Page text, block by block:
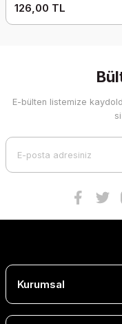
126,00 TL
E-bülten listemize
Kurumsal